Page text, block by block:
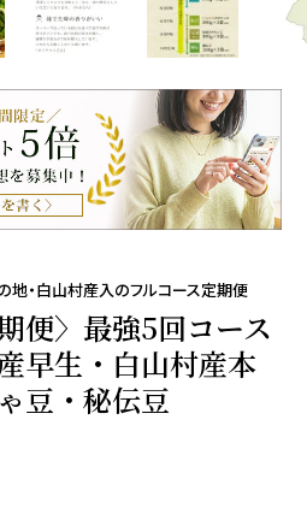
地・白山村産入のフルコース定期便
便〉最強5回コース
早生・白山村産本
豆・秘伝豆